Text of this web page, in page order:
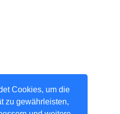
Cookies, um die
zu gewährleisten,